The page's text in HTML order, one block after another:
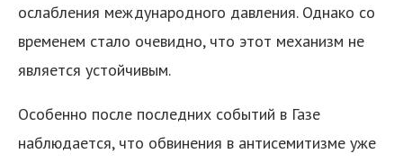
ослабления международного давления. Однако со
временем стало очевидно, что этот механизм не
является устойчивым.
Особенно после последних событий в Газе
наблюдается, что обвинения в антисемитизме уже